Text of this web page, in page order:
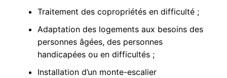
Traitement des copropriétés en difficulté ;
Adaptation des logements aux besoins des
personnes âgées, des personnes
handicapées ou en difficultés ;
Installation d’un monte-escalier